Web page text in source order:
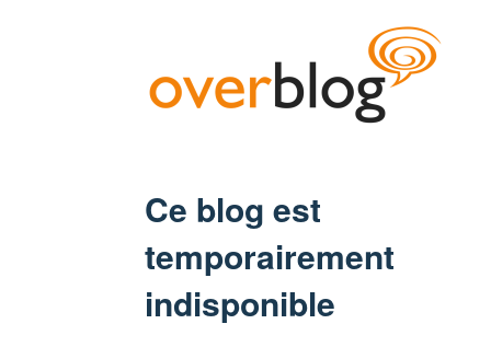
Ce blog est
temporairement
indisponible